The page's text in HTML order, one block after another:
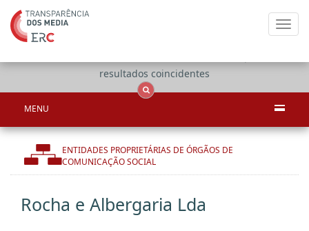
resultados coincidentes
MENU
ENTIDADES PROPRIETÁRIAS DE ÓRGÃOS DE
COMUNICAÇÃO SOCIAL
Rocha e Albergaria Lda